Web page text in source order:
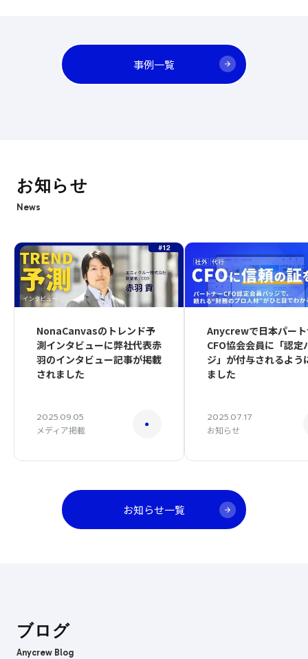
事例一覧
お知らせ
News
NonaCanvasのトレンド予
測インタビューに弊社代表赤
羽のインタビュー記事が掲載
されました
2025.09.05
メディア掲載
Anycrewで日本パー
CFO協会会員に「認定
ジ」が付与されるよう
ました
2025.07.17
お知らせ
お知らせ一覧
ブログ
Anycrew Blog